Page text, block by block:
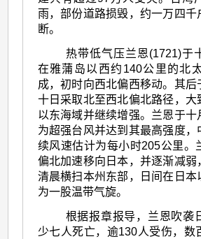
雨，部份道路损毁，约一万四千
断。
热带低气压兰恩(1721)于
在雅蒲岛以西约140公里的北
成，初时向西北偏西移动。其后
十日采取北至西北偏北路径，大
以东海域并继续增强。兰恩于十
为超强台风并达到其最高强度，
续风速估计为每小时205公里。
偏北加速移向日本，并逐渐减弱
清晨横扫本州东部，日间在日本
为一股温带气旋。
根据报章报导，兰恩吹袭
少七人死亡，逾130人受伤，数